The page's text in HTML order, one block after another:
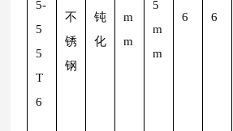
5-
5
5
T
6
不
锈
钢
钝
化
m
m
5
m
m
6
6